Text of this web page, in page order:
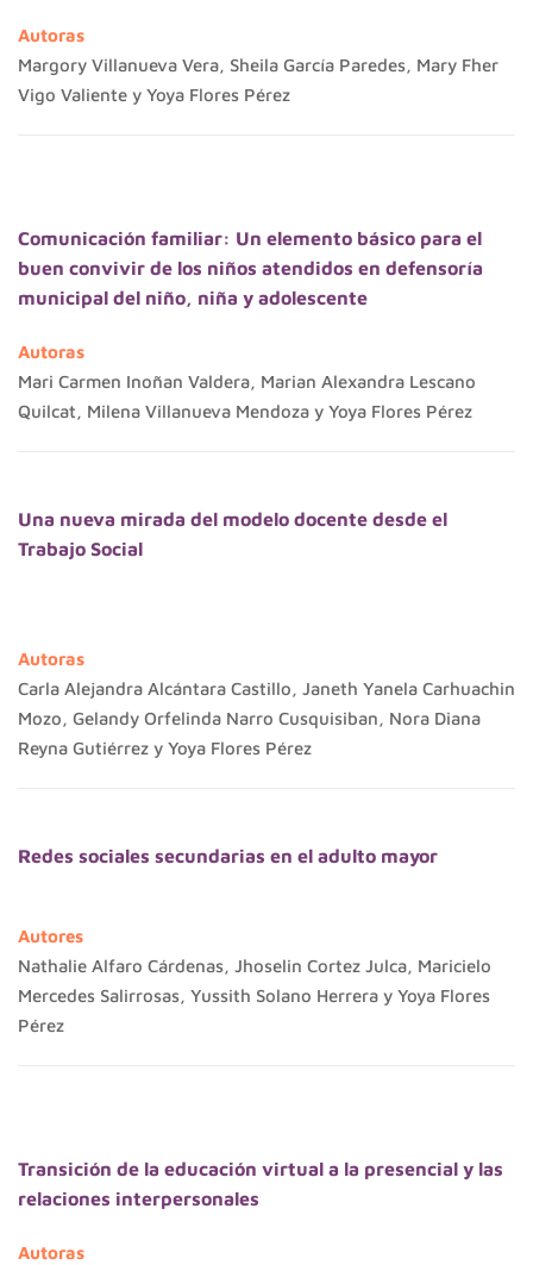
Autoras
Margory Villanueva Vera, Sheila García Paredes, Mary Fher
Vigo Valiente y Yoya Flores Pérez
Comunicación familiar: Un elemento básico para el
buen convivir de los niños atendidos en defensoría
municipal del niño, niña y adolescente
Autoras
Mari Carmen Inoñan Valdera, Marian Alexandra Lescano
Quilcat, Milena Villanueva Mendoza y Yoya Flores Pérez
Una nueva mirada del modelo docente desde el
Trabajo Social
Autoras
Carla Alejandra Alcántara Castillo, Janeth Yanela Carhuachin
Mozo, Gelandy Orfelinda Narro Cusquisiban, Nora Diana
Reyna Gutiérrez y Yoya Flores Pérez
Redes sociales secundarias en el adulto mayor
Autores
Nathalie Alfaro Cárdenas, Jhoselin Cortez Julca, Maricielo
Mercedes Salirrosas, Yussith Solano Herrera y Yoya Flores
Pérez
Transición de la educación virtual a la presencial y las
relaciones interpersonales
Autoras